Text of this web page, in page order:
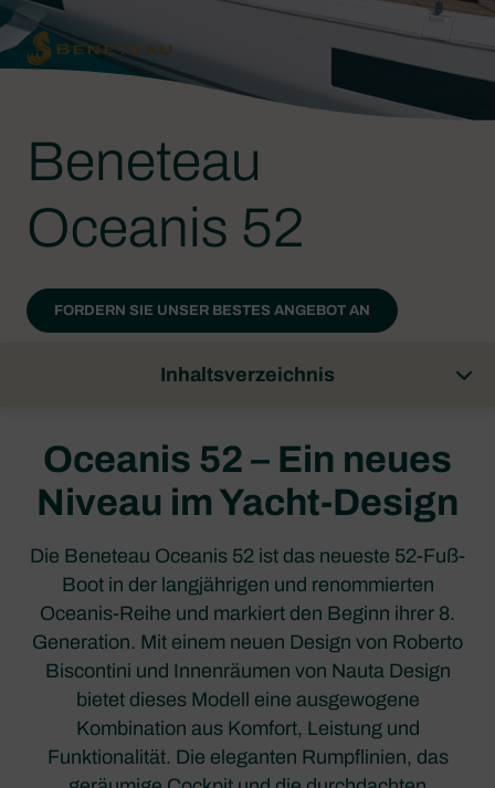
Beneteau
Oceanis 52
FORDERN SIE UNSER BESTES ANGEBOT AN
Inhaltsverzeichnis
Oceanis 52 – Ein neues
Niveau im Yacht-Design
Die Beneteau Oceanis 52 ist das neueste 52-Fuß-
Boot in der langjährigen und renommierten
Oceanis-Reihe und markiert den Beginn ihrer 8.
Generation. Mit einem neuen Design von Roberto
Biscontini und Innenräumen von Nauta Design
bietet dieses Modell eine ausgewogene
Kombination aus Komfort, Leistung und
Funktionalität. Die eleganten Rumpflinien, das